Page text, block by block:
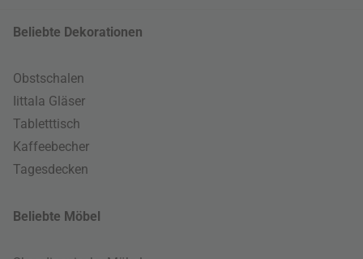
Beliebte Dekorationen
Obstschalen
Iittala Gläser
Tabletttisch
Kaffeebecher
Tagesdecken
Beliebte Möbel